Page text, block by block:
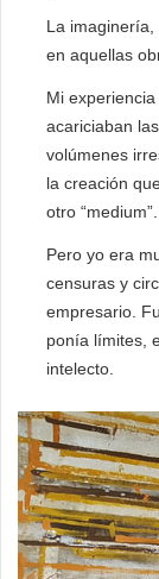
La
en aquellas
Mi
acariciaban
volúmenes
la creación
otro “medium”.
Pero yo era
censuras y
empresario.
ponía límites,
intelecto.